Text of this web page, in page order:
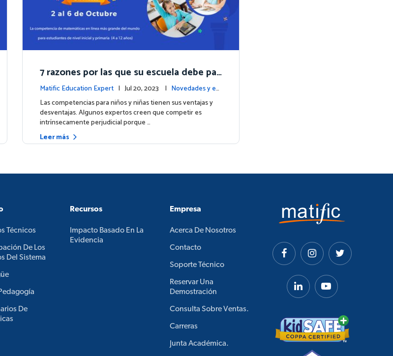
7 razones por las que su escuela debe par
ticipar en las Olimpiadas de Matemáticas
de Matific 2023
Matific Education Expert | Jul 20, 2023 | Novedades y ev
entos
Las competencias para niños y niñas tienen sus ventajas y
desventajas. Algunos expertos creen que competir es
intrínsecamente perjudicial porque …
Leer más
Técnicos
De Los
Del Sistema
De
Recursos
Impacto Basado En La
Evidencia
Empresa
Acerca De Nosotros
Contacto
Soporte Técnico
Reservar Una
Demostración
Consulta Sobre Ventas.
Carreras
Junta Académica.